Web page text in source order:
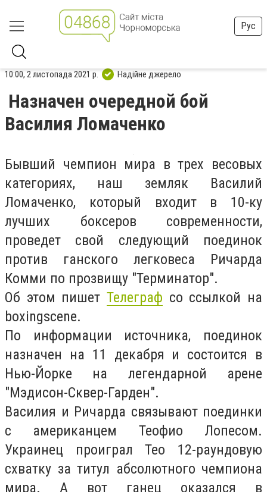
Рус
10:00, 2 листопада 2021 р. Надійне джерело
Назначен очередной бой
Василия Ломаченко
Бывший чемпион мира в трех весовых
категориях, наш земляк Василий
Ломаченко, который входит в 10-ку
лучших боксеров современности,
проведет свой следующий поединок
против ганского легковеса Ричарда
Комми по прозвищу "Терминатор".
Об этом пишет Телеграф со ссылкой на
boxingscene.
По информации источника, поединок
назначен на 11 декабря и состоится в
Нью-Йорке на легендарной арене
"Мэдисон-Сквер-Гарден".
Василия и Ричарда связывают поединки
с американцем Теофио Лопесом.
Украинец проиграл Тео 12-раундовую
схватку за титул абсолютного чемпиона
мира. А вот ганец оказался в